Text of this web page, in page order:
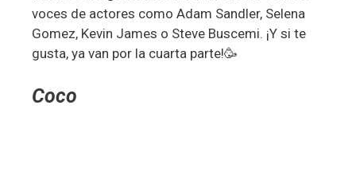
voces de actores como Adam Sandler, Selena
Gomez, Kevin James o Steve Buscemi. ¡Y si te
gusta, ya van por la cuarta parte!🥳
Coco